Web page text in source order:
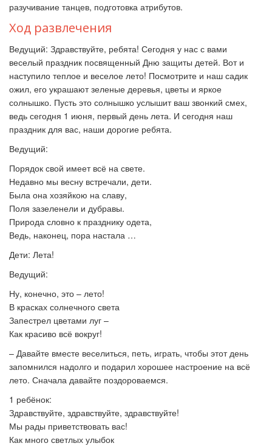
разучивание танцев, подготовка атрибутов.
Ход развлечения
Ведущий: Здравствуйте, ребята! Сегодня у нас с вами
веселый праздник посвященный Дню защиты детей. Вот и
наступило теплое и веселое лето! Посмотрите и наш садик
ожил, его украшают зеленые деревья, цветы и яркое
солнышко. Пусть это солнышко услышит ваш звонкий смех,
ведь сегодня 1 июня, первый день лета. И сегодня наш
праздник для вас, наши дорогие ребята.
Ведущий:
Порядок свой имеет всё на свете.
Недавно мы весну встречали, дети.
Была она хозяйкою на славу,
Поля зазеленели и дубравы.
Природа словно к празднику одета,
Ведь, наконец, пора настала …
Дети: Лета!
Ведущий:
Ну, конечно, это – лето!
В красках солнечного света
Запестрел цветами луг –
Как красиво всё вокруг!
– Давайте вместе веселиться, петь, играть, чтобы этот день
запомнился надолго и подарил хорошее настроение на всё
лето. Сначала давайте поздороваемся.
1 ребёнок:
Здравствуйте, здравствуйте, здравствуйте!
Мы рады приветствовать вас!
Как много светлых улыбок